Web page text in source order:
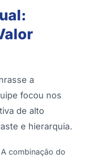
a
focou nos
de alto
e hierarquia.
A combinação do